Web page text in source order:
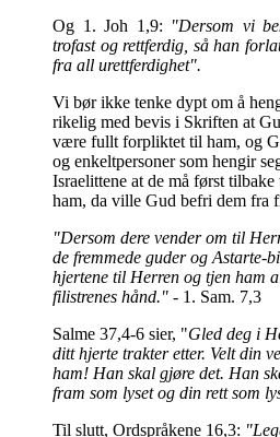
Og 1. Joh 1,9: "Dersom vi
trofast og rettferdig, så han
fra all urettferdighet".
Vi bør ikke tenke dypt om å
rikelig med bevis i Skriften at
være fullt forpliktet til ham, og
og enkeltpersoner som hengir
Israelittene at de må først
ham, da ville Gud befri dem fra
"Dersom dere vender om til
de fremmede guder og Astarte-
hjertene til Herren og tjen ham
filistrenes hånd." - 1. Sam. 7,3
Salme 37,4-6 sier, "Gled deg i
ditt hjerte trakter etter. Velt din
ham! Han skal gjøre det. Han
fram som lyset og din rett som
Til slutt, Ordspråkene 16,3: